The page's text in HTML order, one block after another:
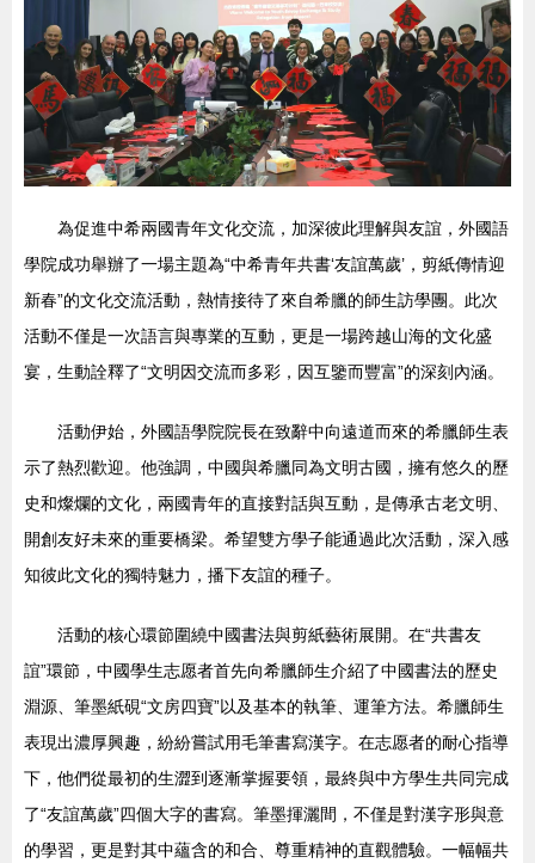
為促進中希兩國青年文化交流，加深彼此理解與友誼，外國語
學院成功舉辦了一場主題為“中希青年共書‘友誼萬歲’，剪紙傳情迎
新春”的文化交流活動，熱情接待了來自希臘的師生訪學團。此次
活動不僅是一次語言與專業的互動，更是一場跨越山海的文化盛
宴，生動詮釋了“文明因交流而多彩，因互鑒而豐富”的深刻內涵。
活動伊始，外國語學院院長在致辭中向遠道而來的希臘師生表
示了熱烈歡迎。他強調，中國與希臘同為文明古國，擁有悠久的歷
史和燦爛的文化，兩國青年的直接對話與互動，是傳承古老文明、
開創友好未來的重要橋梁。希望雙方學子能通過此次活動，深入感
知彼此文化的獨特魅力，播下友誼的種子。
活動的核心環節圍繞中國書法與剪紙藝術展開。在“共書友
誼”環節，中國學生志愿者首先向希臘師生介紹了中國書法的歷史
淵源、筆墨紙硯“文房四寶”以及基本的執筆、運筆方法。希臘師生
表現出濃厚興趣，紛紛嘗試用毛筆書寫漢字。在志愿者的耐心指導
下，他們從最初的生澀到逐漸掌握要領，最終與中方學生共同完成
了“友誼萬歲”四個大字的書寫。筆墨揮灑間，不僅是對漢字形與意
的學習，更是對其中蘊含的和合、尊重精神的直觀體驗。一幅幅共